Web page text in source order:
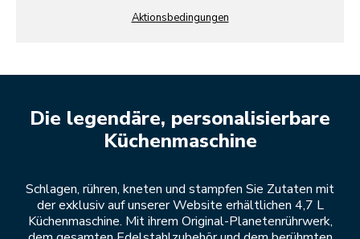
Aktionsbedingungen
Die legendäre, personalisierbare
Küchenmaschine
Schlagen, rühren, kneten und stampfen Sie Zutaten mit
der exklusiv auf unserer Website erhältlichen 4,7 L
Küchenmaschine. Mit ihrem Original-Planetenrührwerk,